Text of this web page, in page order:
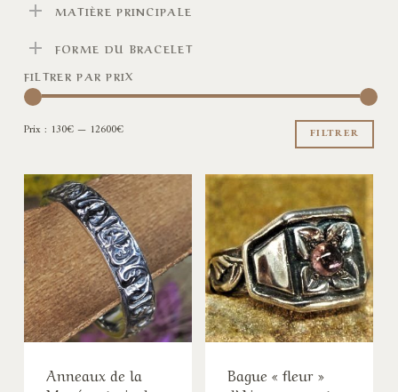
MATIÈRE PRINCIPALE
FORME DU BRACELET
FILTRER PAR PRIX
FILTRER
Prix : 130€— 12600€
Anneaux de la
Bague « fleur »